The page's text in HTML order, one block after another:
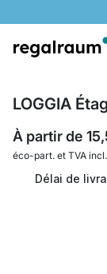
LOGGIA
À partir de
éco-part. et TVA
Délai de